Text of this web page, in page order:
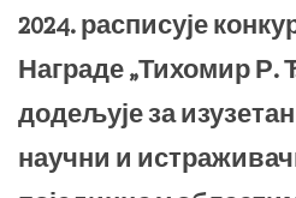
2024. расписује
Награде „Тихомир Р.
додељује за
научни и